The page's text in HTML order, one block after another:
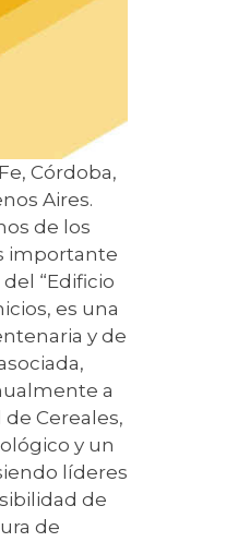
Córdoba,
Aires.
de los
importante
“Edificio
es una
y de
a
Cereales,
y un
líderes
de
de